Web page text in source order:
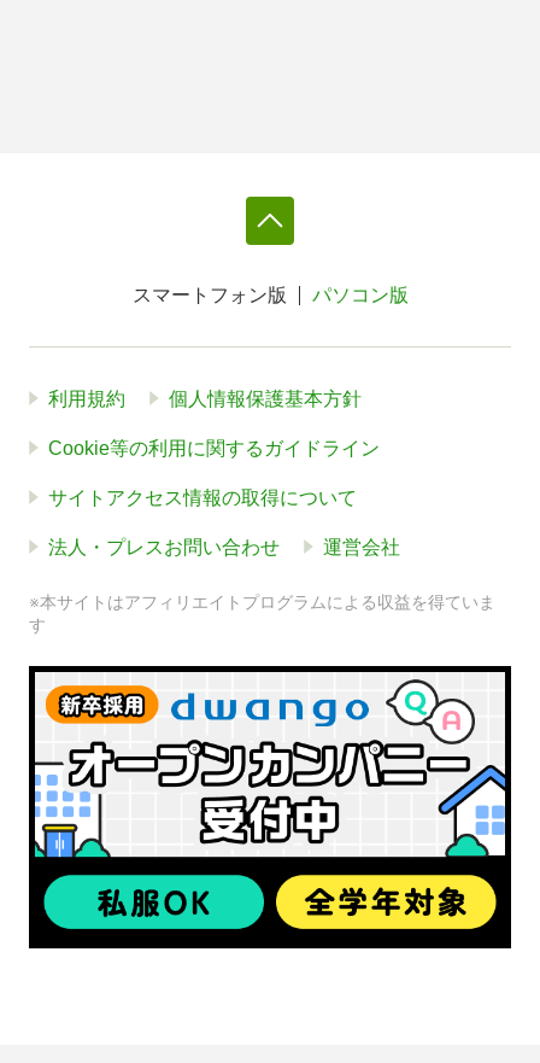
スマートフォン版 パソコン版
利用規約 個人情報保護基本方針
Cookie等の利用に関するガイドライン
サイトアクセス情報の取得について
法人・プレスお問い合わせ 運営会社
※本サイトはアフィリエイトプログラムによる収益を得ていま
す